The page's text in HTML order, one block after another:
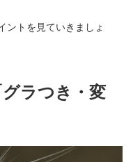
ントを見ていきましょ
ラつき・変